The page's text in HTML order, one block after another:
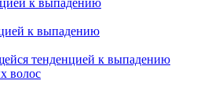
к выпадению
к выпадению
тенденцией к выпадению
волос